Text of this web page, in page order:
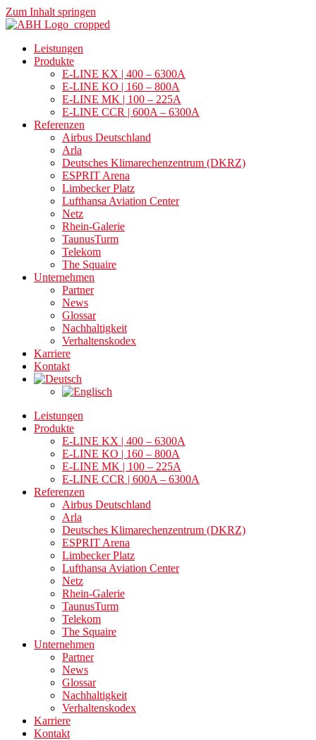
Zum Inhalt springen
Leistungen
Produkte
E-LINE KX | 400 – 6300A
E-LINE KO | 160 – 800A
E-LINE MK | 100 – 225A
E-LINE CCR | 600A – 6300A
Referenzen
Airbus Deutschland
Arla
Deutsches Klimarechenzentrum (DKRZ)
ESPRIT Arena
Limbecker Platz
Lufthansa Aviation Center
Netz
Rhein-Galerie
TaunusTurm
Telekom
The Squaire
Unternehmen
Partner
News
Glossar
Nachhaltigkeit
Verhaltenskodex
Karriere
Kontakt
Leistungen
Produkte
E-LINE KX | 400 – 6300A
E-LINE KO | 160 – 800A
E-LINE MK | 100 – 225A
E-LINE CCR | 600A – 6300A
Referenzen
Airbus Deutschland
Arla
Deutsches Klimarechenzentrum (DKRZ)
ESPRIT Arena
Limbecker Platz
Lufthansa Aviation Center
Netz
Rhein-Galerie
TaunusTurm
Telekom
The Squaire
Unternehmen
Partner
News
Glossar
Nachhaltigkeit
Verhaltenskodex
Karriere
Kontakt